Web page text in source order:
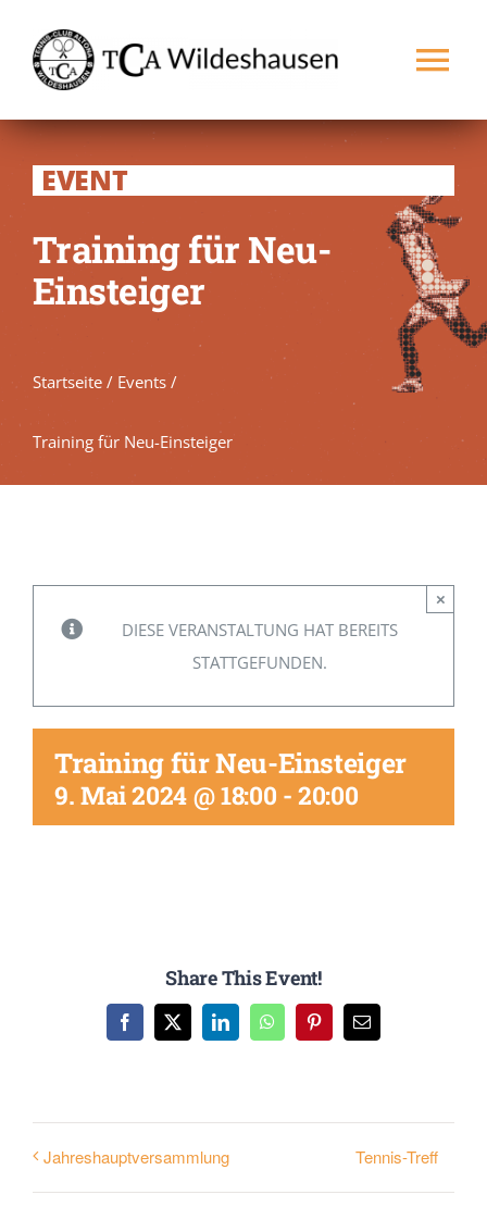
Inhalt
springen
Spielbetrieb
Kontakt
EVENT
Training für Neu-
Einsteiger
Startseite/ Events/
Training für Neu-Einsteiger
DIESE VERANSTALTUNG HAT BEREITS
STATTGEFUNDEN.
×
Training für Neu-Einsteiger
9. Mai 2024 @ 18:00 -20:00
Share This Event!
Facebook
X LinkedInWhatsAppPinterest
E-
Mail
Jahreshauptversammlung Tennis-Treff